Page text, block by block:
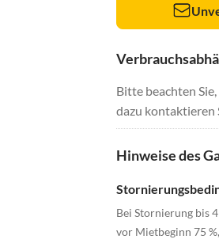
Bitte beachten
dazu kontaktieren
Hinweise des
Bei Stornierung bis
vor Mietbeginn 75